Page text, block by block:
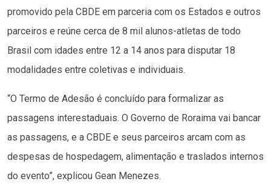
promovido pela CBDE em parceria com os Estados e outros
parceiros e reúne cerca de 8 mil alunos-atletas de todo
Brasil com idades entre 12 a 14 anos para disputar 18
modalidades entre coletivas e individuais.
“O Termo de Adesão é concluído para formalizar as
passagens interestaduais. O Governo de Roraima vai bancar
as passagens, e a CBDE e seus parceiros arcam com as
despesas de hospedagem, alimentação e traslados internos
do evento”, explicou Gean Menezes.